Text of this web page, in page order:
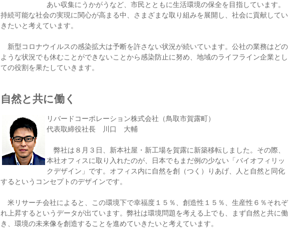
あい収集にうかがうなど、市民とともに生活環境の保全を目指しています。
持続可能な社会の実現に関心が高まる中、さまざまな取り組みを展開し、社会に貢献してい
きたいと考えています。
新型コロナウイルスの感染拡大は予断を許さない状況が続いています。公社の業務はどの
ような状況でも休むことができないことから感染防止に努め、地域のライフライン企業とし
ての役割を果たしていきます。
自然と共に働く
リバードコーポレーション株式会社（鳥取市賀露町）
代表取締役社長 川口 大輔
弊社は８月３日、新本社屋・新工場を賀露に新築移転しました。その際、
本社オフィスに取り入れたのが、日本でもまだ例の少ない「バイオフィリッ
クデザイン」です。オフィス内に自然を創（つく）りあげ、人と自然と同化
するというコンセプトのデザインです。
米リサーチ会社によると、この環境下で幸福度１５％、創造性１５％、生産性６％それぞ
れ上昇するというデータが出ています。弊社は環境問題を考える上でも、まず自然と共に働
き、環境の未来像を創造することを進めていきたいと考えています。